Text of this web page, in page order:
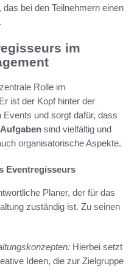
bei den Teilnehmern einen
im
Rolle im
ist der Kopf hinter der
Events und sorgt dafür, dass
Aufgaben sind vielfältig und
organisatorische Aspekte.
Eventregisseurs
Planer, der für das
zuständig ist. Zu seinen
Hierbei setzt
Ideen, die zur Zielgruppe